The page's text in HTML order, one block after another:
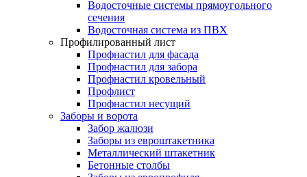
Водосточные системы прямоугольного
сечения
Водосточная система из ПВХ
Профилированный лист
Профнастил для фасада
Профнастил для забора
Профнастил кровельный
Профлист
Профнастил несущий
Заборы и ворота
Забор жалюзи
Заборы из евроштакетника
Металлический штакетник
Бетонные столбы